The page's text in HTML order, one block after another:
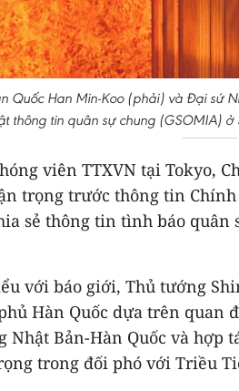
Quốc Han Min-Koo (phải) và Đại sứ
thông tin quân sự chung (GSOMIA) ở
viên TTXVN tại Tokyo,
trọng trước thông tin
sẻ thông tin tình báo quân
với báo giới, Thủ tướng
Hàn Quốc dựa trên quan
Nhật Bản-Hàn Quốc và hợp
trong đối phó với Triều